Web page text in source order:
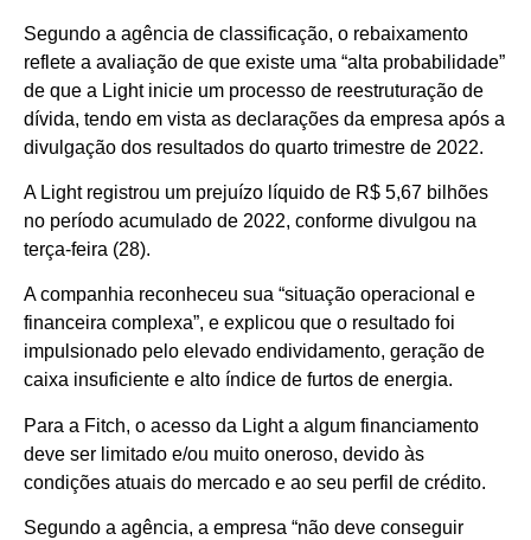
Segundo a agência de classificação, o rebaixamento
reflete a avaliação de que existe uma “alta probabilidade”
de que a Light inicie um processo de reestruturação de
dívida, tendo em vista as declarações da empresa após a
divulgação dos resultados do quarto trimestre de 2022.
A Light registrou um prejuízo líquido de R$ 5,67 bilhões
no período acumulado de 2022, conforme divulgou na
terça-feira (28).
A companhia reconheceu sua “situação operacional e
financeira complexa”, e explicou que o resultado foi
impulsionado pelo elevado endividamento, geração de
caixa insuficiente e alto índice de furtos de energia.
Para a Fitch, o acesso da Light a algum financiamento
deve ser limitado e/ou muito oneroso, devido às
condições atuais do mercado e ao seu perfil de crédito.
Segundo a agência, a empresa “não deve conseguir